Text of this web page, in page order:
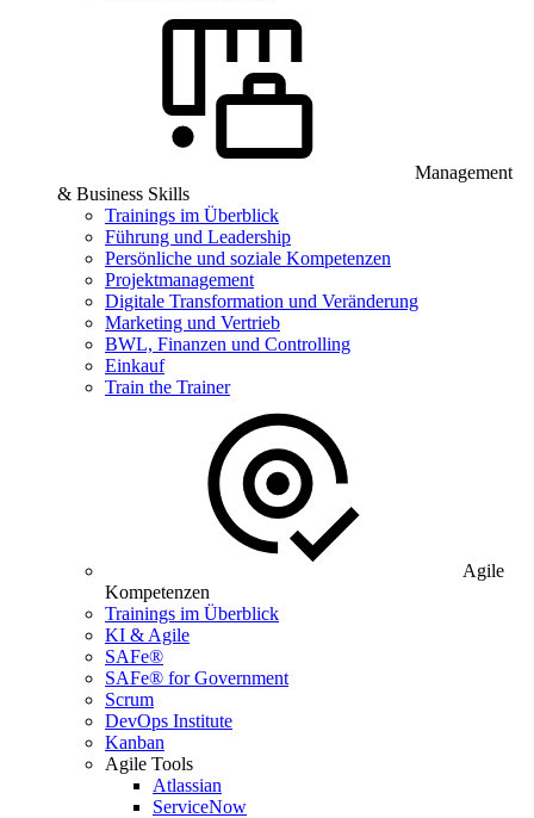
Management
& Business Skills
Trainings im Überblick
Führung und Leadership
Persönliche und soziale Kompetenzen
Projektmanagement
Digitale Transformation und Veränderung
Marketing und Vertrieb
BWL, Finanzen und Controlling
Einkauf
Train the Trainer
Agile
Kompetenzen
Trainings im Überblick
KI & Agile
SAFe®
SAFe® for Government
Scrum
DevOps Institute
Kanban
Agile Tools
Atlassian
ServiceNow